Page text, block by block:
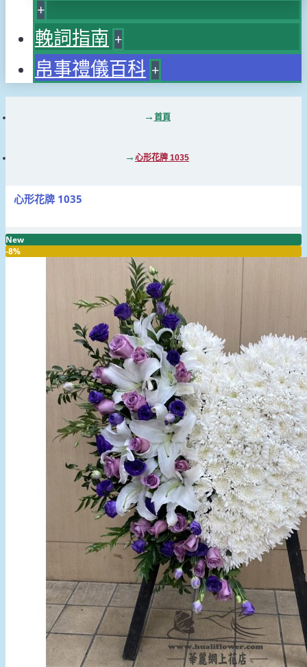
+
輓詞指南 +
帛事禮儀百科 +
首頁
心形花牌 1035
心形花牌 1035
New
-8%